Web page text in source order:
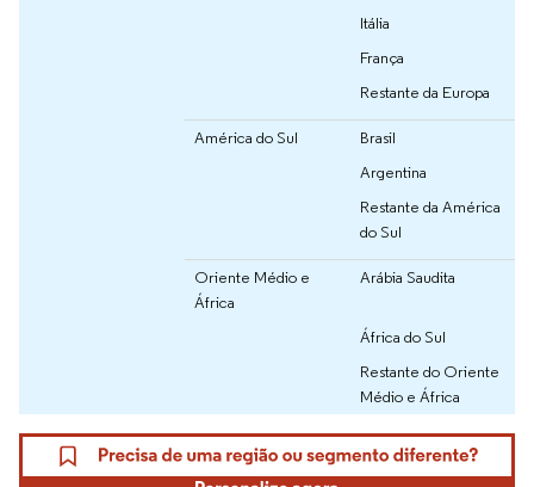
Itália
França
Restante da Europa
América do Sul
Brasil
Argentina
Restante da América
do Sul
Oriente Médio e
África
Arábia Saudita
África do Sul
Restante do Oriente
Médio e África